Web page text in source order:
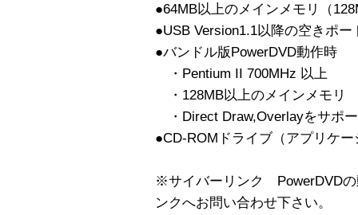
●64MB以上のメインメモリ（
●USB Version1.1以降の空きポー
●バンドル版PowerDVD動作時
・Pentium II 700MHz 以上
・128MB以上のメインメモリ
・Direct Draw,Overlayをサポ
●CD-ROMドライブ（アプリケ
※サイバーリンク PowerDVDの
ンクへお問い合わせ下さい。